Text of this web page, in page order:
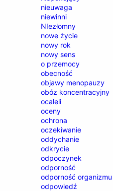
nieuwaga
niewinni
NIezłomny
nowe życie
nowy rok
nowy sens
o przemocy
obecność
objawy menopauzy
obóz koncentracyjny
ocaleli
oceny
ochrona
oczekiwanie
oddychanie
odkrycie
odpoczynek
odporność
odporność organizmu
odpowiedź